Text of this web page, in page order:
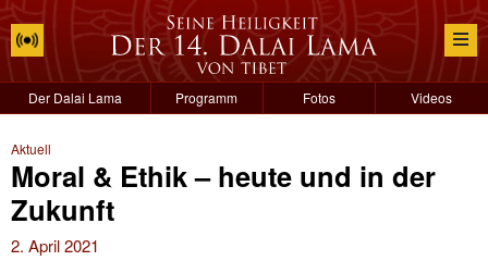
Der Dalai Lama Programm Fotos Videos
Aktuell
Moral & Ethik – heute und in der
Zukunft
2. April 2021